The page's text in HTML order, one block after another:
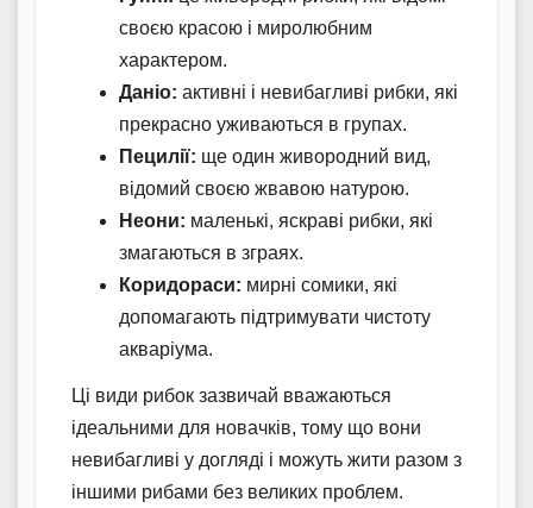
своєю красою і миролюбним
характером.
Даніо: активні і невибагливі рибки, які
прекрасно уживаються в групах.
Пецилії: ще один живородний вид,
відомий своєю жвавою натурою.
Неони: маленькі, яскраві рибки, які
змагаються в зграях.
Коридораси: мирні сомики, які
допомагають підтримувати чистоту
акваріума.
Ці види рибок зазвичай вважаються
ідеальними для новачків, тому що вони
невибагливі у догляді і можуть жити разом з
іншими рибами без великих проблем.